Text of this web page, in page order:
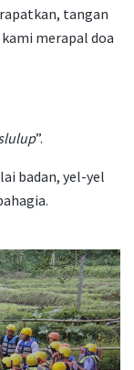
tangan
merapal doa
”.
badan, yel-yel